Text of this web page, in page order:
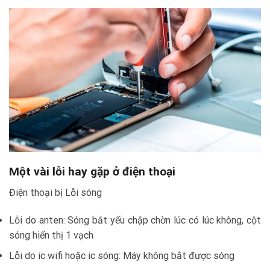
Một vài lỗi hay gặp ở điện thoại
Điện thoại bị Lỗi sóng
Lỗi do anten: Sóng bắt yếu chập chờn lúc có lúc không, cột
sóng hiển thị 1 vạch
Lỗi do ic wifi hoặc ic sóng: Máy không bắt được sóng